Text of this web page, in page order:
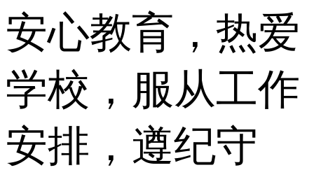
安心教育，热爱
学校，服从工作
安排，遵纪守